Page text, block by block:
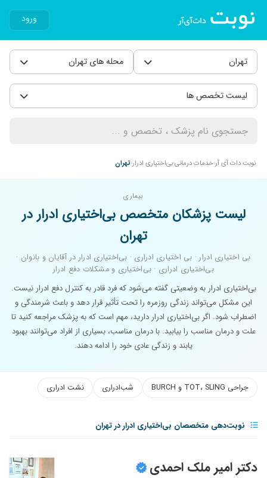
ورود
تهران محله های تهران
لیست تخصص ها
نوبت دات آی آر خدمات درمانیبی‌اختیاری ادرار تهران
بیماری
لیست پزشکان متخصص بی‌اختیاری ادرار در
تهران
بی اختیاری ادرار · بی اختیاری ادراری · بی‌اختیاری ادرار در آقایان و بانوان ·
بی‌اختیاری ادراری · بی‌اختیاری و مشکلات دفع ادرار
بی‌اختیاری ادرار به وضعیتی گفته می‌شود که فرد قادر به کنترل دفع ادرار نیست.
این مشکل می‌تواند زندگی روزمره را تحت تأثیر قرار دهد و باعث شرمندگی و
اضطراب شود. اگر بی‌اختیاری ادرار دارید، مهم است که به پزشک مراجعه کنید تا
علت و درمان مناسب را بیابید. با درمان مناسب، بسیاری از افراد می‌توانند بهبود
یابند و زندگی عادی خود را ادامه دهند.
جراحی TOT، SLING و BURCH شب‌ادراری نشت ادراری
نوبت‌دهی متخصصان بی‌اختیاری ادرار در تهران
دکتر امیر ملک احمدی